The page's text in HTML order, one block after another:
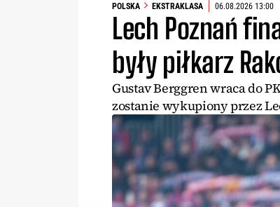
POLSKA EKSTRAKLASA 06.08.2026 13:00
Lech Poznań
były piłkarz
Gustav Berggren wraca do
zostanie wykupiony przez